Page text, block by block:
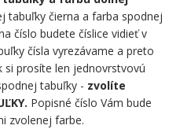
tabuľky čierna a farba spodnej
číslo budete číslice vidieť v
čísla vyrezávame a preto
si prosíte len jednovrstvovú
tabuľky - zvolíte
Popisné číslo Vám bude
zvolenej farbe.